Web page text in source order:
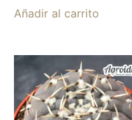
Añadir al carrito